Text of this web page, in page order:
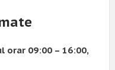
orar 09:00 – 16:00,